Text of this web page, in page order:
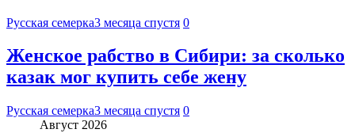
Русская семерка3 месяца спустя 0
Женское рабство в Сибири: за сколько
казак мог купить себе жену
Русская семерка3 месяца спустя 0
Август 2026